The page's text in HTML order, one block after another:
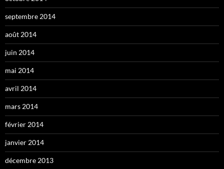
septembre 2014
août 2014
juin 2014
mai 2014
avril 2014
mars 2014
février 2014
janvier 2014
décembre 2013